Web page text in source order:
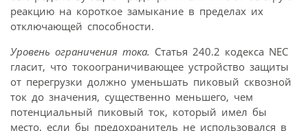
реакцию на короткое замыкание в пределах их
отключающей способности.
Уровень ограничения тока. Статья 240.2 кодекса NEC
гласит, что токоограничивающее устройство защиты
от перегрузки должно уменьшать пиковый сквозной
ток до значения, существенно меньшего, чем
потенциальный пиковый ток, который имел бы
место, если бы предохранитель не использовался в